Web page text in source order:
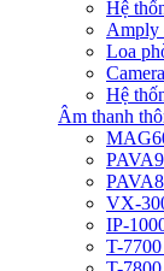
Hệ
Amply
Loa
Hệ
Âm thanh
VX-
IP-
T-